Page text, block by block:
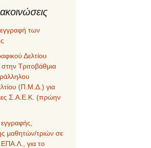
των
Δελτίου
Τριτοβάθμια
(Π.Μ.Δ.) για
Σ.Α.Ε.Κ. (πρώην
μαθητών/τριών σε
για το